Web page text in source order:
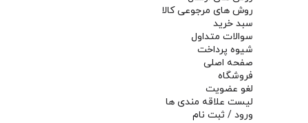
روش های مرجوعی کالا
سبد خرید
سوالات متداول
شیوه پرداخت
صفحه اصلی
فروشگاه
لغو عضویت
لیست علاقه مندی ها
ورود / ثبت نام